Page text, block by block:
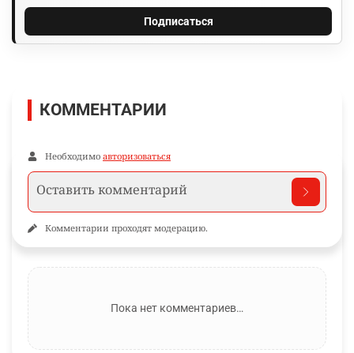
Подписаться
КОММЕНТАРИИ
Необходимо авторизоваться
Комментарии проходят модерацию.
Пока нет комментариев…